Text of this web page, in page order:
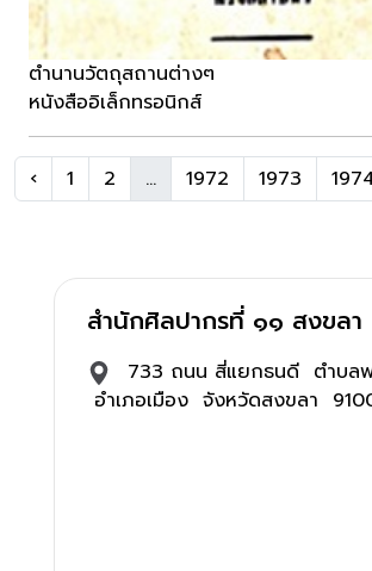
ตำนานวัตถุสถานต่างๆ
หนังสืออิเล็กทรอนิกส์
‹ 1 2 ... 1972 1973
สำนักศิลปากรที่ ๑๑ สงขลา
733 ถนน สี่แยกธนดี ตำบลพ
อำเภอเมือง จังหวัดสงขลา